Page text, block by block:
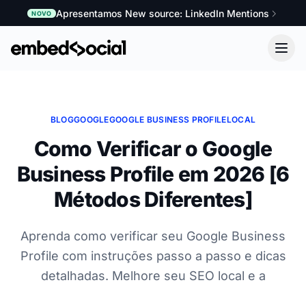
NOVO Apresentamos New source: LinkedIn Mentions
BLOGGOOGLEGOOGLE BUSINESS PROFILELOCAL
Como Verificar o Google
Business Profile em 2026 [6
Métodos Diferentes]
Aprenda como verificar seu Google Business
Profile com instruções passo a passo e dicas
detalhadas. Melhore seu SEO local e a